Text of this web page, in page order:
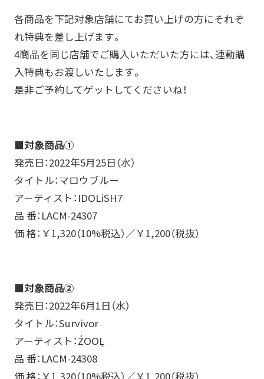
各商品を下記対象店舗にてお買い上げの方にそれぞ
れ特典を差し上げます。
4商品を同じ店舗でご購入いただいた方には、連動購
入特典もお渡しいたします。
是非ご予約してゲットしてくださいね！
■対象商品①
発売日：2022年5月25日（水）
タイトル：マロウブルー
アーティスト：IDOLiSH7
品 番：LACM-24307
価 格：￥1,320（10%税込）／￥1,200（税抜）
■対象商品②
発売日：2022年6月1日（水）
タイトル：Survivor
アーティスト：ŹOOĻ
品 番：LACM-24308
価 格：￥1,320（10%税込）／￥1,200（税抜）